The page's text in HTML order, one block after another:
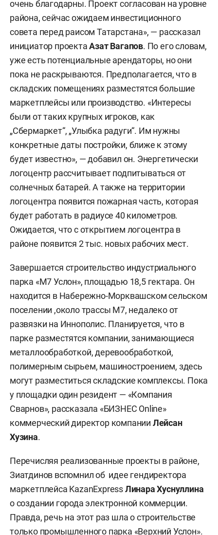
очень благодарны. Проект согласован на уровне
района, сейчас ожидаем инвестиционного
совета перед раисом Татарстана», — рассказал
инициатор проектаАзат Вагапов. По его словам,
уже есть потенциальные арендаторы, но они
пока не раскрываются. Предполагается, что в
складских помещениях разместятся большие
маркетплейсы или производство. «Интересы
были от таких крупных игроков, как
„Сбермаркет“, „Улыбка радуги“. Им нужны
конкретные даты постройки, ближе к этому
будет известно», — добавил он. Энергетически
логоцентр рассчитывает подпитываться от
солнечных батарей. А также на территории
логоцентра появится пожарная часть, которая
будет работать в радиусе 40 километров.
Ожидается, что с открытием логоцентра в
районе появится 2 тыс. новых рабочих мест.
Завершается строительство индустриального
парка «М7 Услон», площадью 18,5 гектара. Он
находится в Набережно-Морквашском сельском
поселении ,около трассы М7, недалеко от
развязки на Иннополис. Планируется, что в
парке разместятся компании, занимающиеся
металлообработкой, деревообработкой,
полимерным сырьем, машиностроением, здесь
могут разместиться складские комплексы. Пока
у площадки один резидент — «Компания
Сварнов», рассказала «БИЗНЕС Online»
коммерческий директор компании Лейсан
Хузина.
Перечисляя реализованные проекты в районе,
Зиатдинов вспомнил об идее гендиректора
маркетплейса KazanExpressЛинара Хуснуллина
о создании города электронной коммерции.
Правда, речь на этот раз шла о строительстве
только промышленного парка «Верхний Услон».